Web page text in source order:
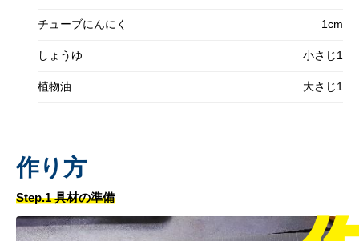
チューブにんにく 1cm
しょうゆ 小さじ1
植物油 大さじ1
作り方
Step.1 具材の準備